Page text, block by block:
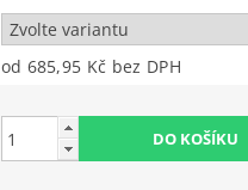
od 685,95 Kč bez DPH